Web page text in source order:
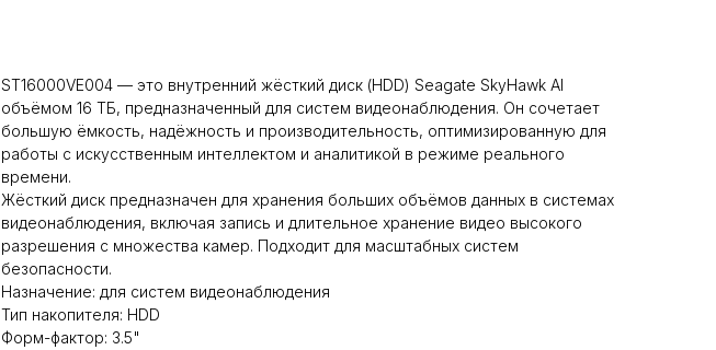
ST16000VE004 — это внутренний жёсткий диск (HDD) Seagate SkyHawk AI
объёмом 16 ТБ, предназначенный для систем видеонаблюдения. Он сочетает
большую ёмкость, надёжность и производительность, оптимизированную для
работы с искусственным интеллектом и аналитикой в режиме реального
времени.
Жёсткий диск предназначен для хранения больших объёмов данных в системах
видеонаблюдения, включая запись и длительное хранение видео высокого
разрешения с множества камер. Подходит для масштабных систем
безопасности.
Назначение: для систем видеонаблюдения
Тип накопителя: HDD
Форм-фактор: 3.5"